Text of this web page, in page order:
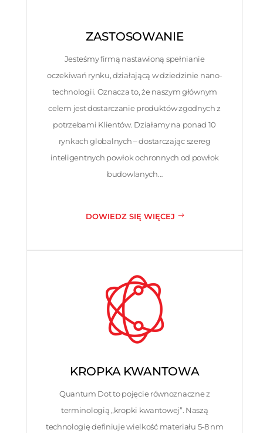
ZASTOSOWANIE
Jesteśmy firmą nastawioną spełnianie
oczekiwań rynku, działającą w dziedzinie nano-
technologii. Oznacza to, że naszym głównym
celem jest dostarczanie produktów zgodnych z
potrzebami Klientów. Działamy na ponad 10
rynkach globalnych – dostarczając szereg
inteligentnych powłok ochronnych od powłok
budowlanych…
DOWIEDZ SIĘ WIĘCEJ
KROPKA KWANTOWA
Quantum Dot to pojęcie równoznaczne z
terminologią „kropki kwantowej”. Naszą
technologię definiuje wielkość materiału 5-8 nm